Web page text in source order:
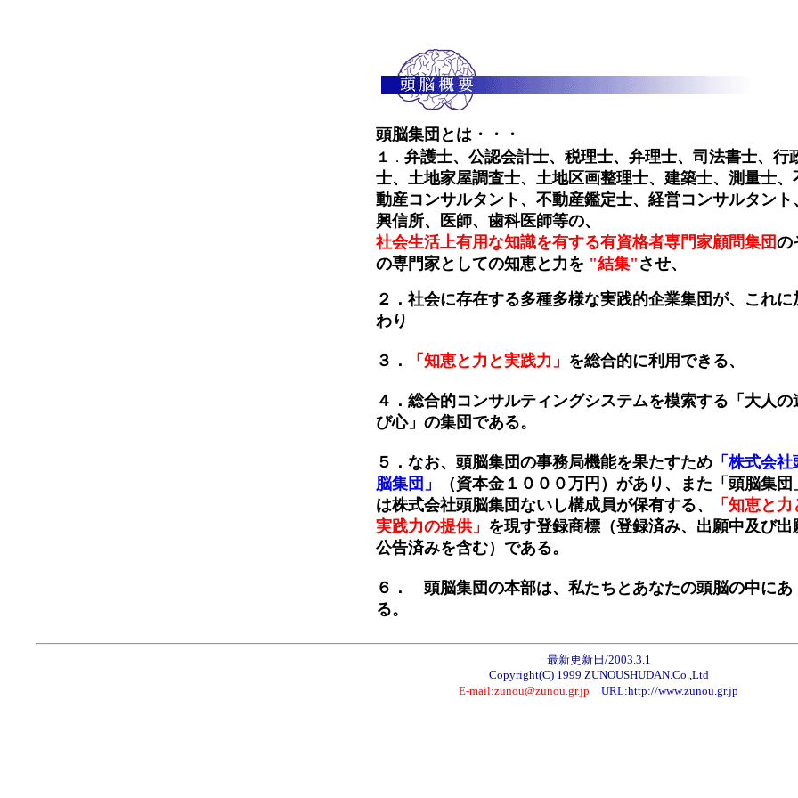
頭脳集団とは・・・
１ ． 弁護士、公認会計士、税理士、弁理士、司法書士、行
士、土地家屋調査士、土地区画整理士、建築士、測量士、
動産コンサルタント、不動産鑑定士、経営コンサルタント
興信所、医師、歯科医師等の、
社会生活上有用な知識を有する有資格者専門家顧問集団の
の専門家としての知恵と力を "結集" させ、
２．社会に存在する多種多様な実践的企業集団が、これに
わり
３． 「知恵と力と実践力」 を総合的に利用できる、
４．総合的コンサルティングシステムを模索する「大人の
び心」の集団である。
５．なお、頭脳集団の事務局機能を果たすため「株式会社
脳集団」
（資本金１０００万円）があり、また「頭脳集団
は株式会社頭脳集団ないし構成員が保有する、
「知恵と力
実践力の提供」 を現す登録商標（登録済み、出願中及び出
公告済みを含む）である。
６． 頭脳集団の本部は、私たちとあなたの頭脳の中にあ
る。
最新更新日/2003.3.1
Copyright(C) 1999 ZUNOUSHUDAN.Co.,Ltd
E-mail:zunou@zunou.gr.jp URL:http://www.zunou.gr.jp